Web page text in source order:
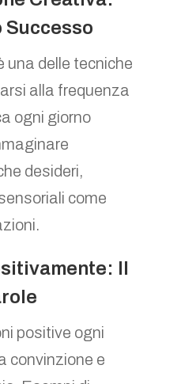
Successo
una delle tecniche
alla frequenza
ogni giorno
desideri,
come
Il
positive ogni
convinzione e